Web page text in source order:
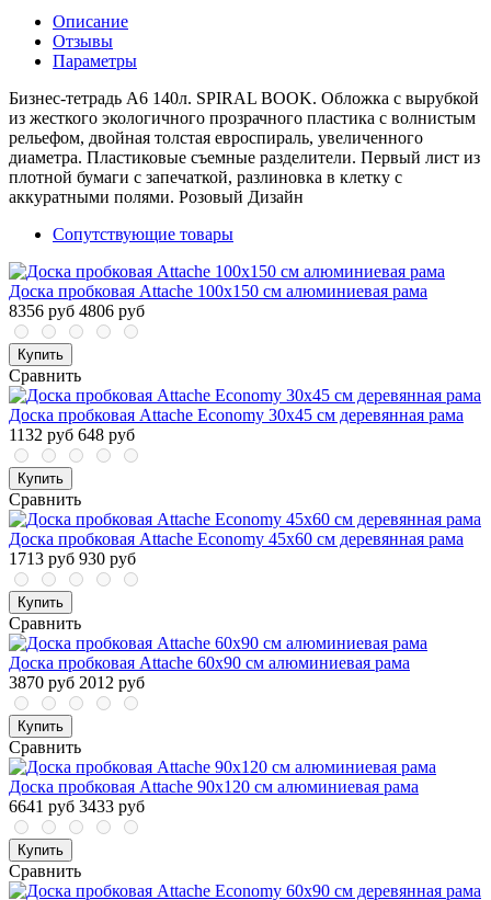
Описание
Отзывы
Параметры
Бизнес-тетрадь А6 140л. SPIRAL BOOK. Обложка с вырубкой
из жесткого экологичного прозрачного пластика с волнистым
рельефом, двойная толстая евроспираль, увеличенного
диаметра. Пластиковые съемные разделители. Первый лист из
плотной бумаги с запечаткой, разлиновка в клетку с
аккуратными полями. Розовый Дизайн
Сопутствующие товары
Доска пробковая Attache 100х150 см алюминиевая рама
8356 руб 4806 руб
Купить
Сравнить
Доска пробковая Attache Economy 30х45 см деревянная рама
1132 руб 648 руб
Купить
Сравнить
Доска пробковая Attache Economy 45х60 см деревянная рама
1713 руб 930 руб
Купить
Сравнить
Доска пробковая Attache 60х90 см алюминиевая рама
3870 руб 2012 руб
Купить
Сравнить
Доска пробковая Attache 90х120 см алюминиевая рама
6641 руб 3433 руб
Купить
Сравнить